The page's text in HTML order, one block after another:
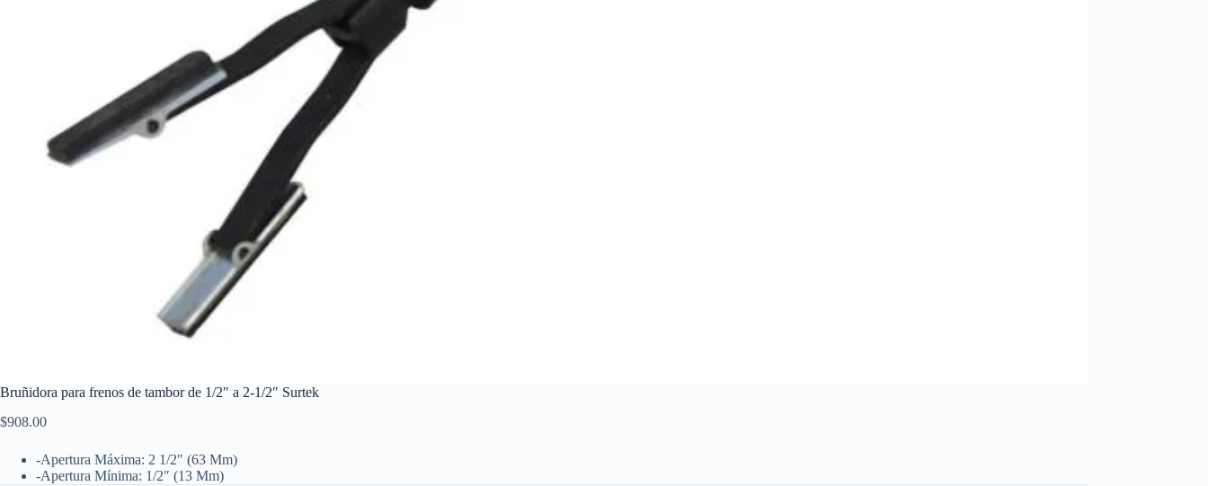
Bruñidora para frenos de tambor de 1/2″ a 2-1/2″ Surtek
$908.00
-Apertura Máxima: 2 1/2″ (63 Mm)
-Apertura Mínima: 1/2″ (13 Mm)